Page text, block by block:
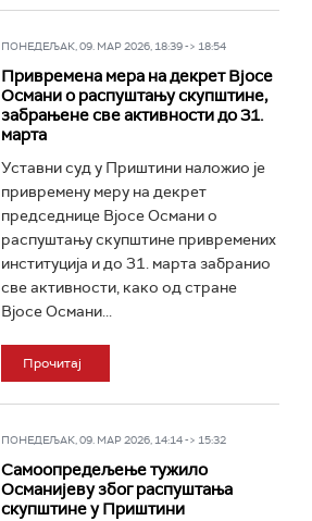
ПОНЕДЕЉАК, 09. МАР 2026, 18:39 -> 18:54
Привремена мера на декрет Вјосе
Османи о распуштању скупштине,
забрањене све активности до 31.
марта
Уставни суд у Приштини наложио је
привремену меру на декрет
председнице Вјосе Османи о
распуштању скупштине привремених
институција и до 31. марта забранио
све активности, како од стране
Вјосе Османи...
Прочитај
ПОНЕДЕЉАК, 09. МАР 2026, 14:14 -> 15:32
Самоопредељење тужило
Османијеву због распуштања
скупштине у Приштини